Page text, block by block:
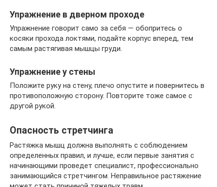
Упражнение в дверном проходе
Упражнение говорит само за себя — обопритесь о
косяки прохода локтями, подайте корпус вперед, тем
самым растягивая мышцы груди.
Упражнение у стены
Положите руку на стену, плечо опустите и повернитесь в
противоположную сторону. Повторите тоже самое с
другой рукой.
Опасность стретчинга
Растяжка мышц должна выполнять с соблюдением
определенных правил, и лучше, если первые занятия с
начинающими проведет специалист, профессионально
занимающийся стретчингом. Неправильное растяжение